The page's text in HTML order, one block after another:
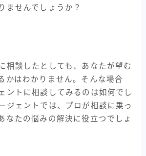
ませんでしょうか？
相談したとしても、あなたが望む
かはわかりません。そんな場合
ントに相談してみるのは如何でし
ジェントでは、プロが相談に乗っ
なたの悩みの解決に役立つでしょ